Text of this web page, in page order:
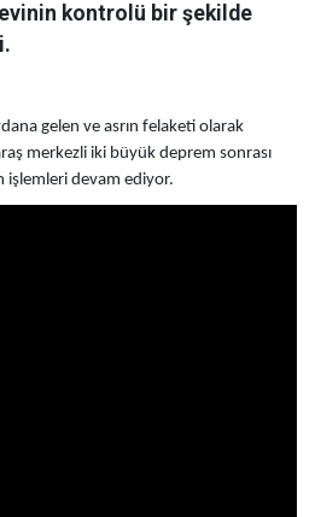
kontrolü bir şekilde
gelen ve asrın felaketi olarak
merkezli iki büyük deprem sonrası
işlemleri devam ediyor.